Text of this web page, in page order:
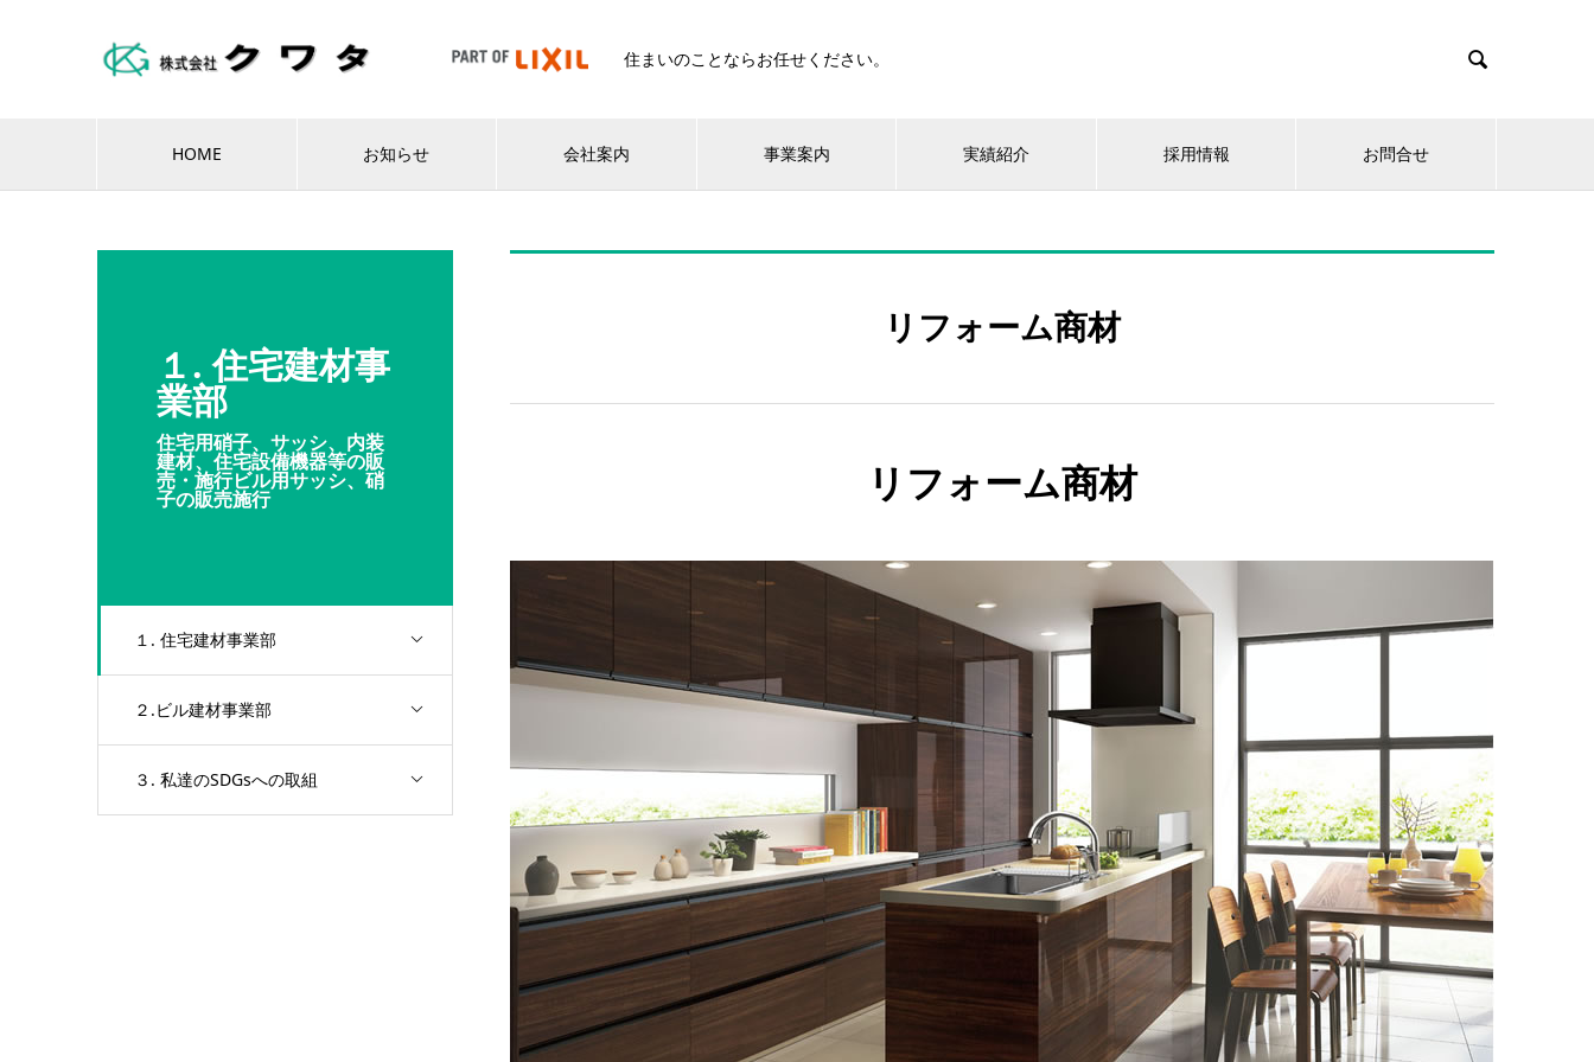
住まいのことならお任せください。 
HOME お知らせ 会社案内 事業案内 実績紹介 採用情報 お問合せ
１. 住宅建材事
業部
住宅用硝子、サッシ、内装
建材、住宅設備機器等の販
売・施行ビル用サッシ、硝
子の販売施行
１. 住宅建材事業部
２.ビル建材事業部
３. 私達のSDGsへの取組
リフォーム商材
リフォーム商材